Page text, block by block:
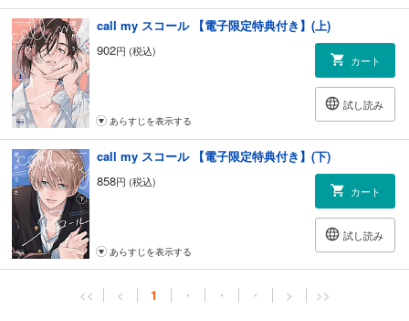
call my スコール 【電子限定特典付き】(上)
902円 (税込)
カート
試し読み
あらすじを表示する
call my スコール 【電子限定特典付き】(下)
858円 (税込)
カート
試し読み
あらすじを表示する
<< < 1 ・ ・ ・ > >>